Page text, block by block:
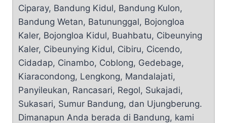
Ciparay, Bandung Kidul, Bandung Kulon,
Bandung Wetan, Batununggal, Bojongloa
Kaler, Bojongloa Kidul, Buahbatu, Cibeunying
Kaler, Cibeunying Kidul, Cibiru, Cicendo,
Cidadap, Cinambo, Coblong, Gedebage,
Kiaracondong, Lengkong, Mandalajati,
Panyileukan, Rancasari, Regol, Sukajadi,
Sukasari, Sumur Bandung, dan Ujungberung.
Dimanapun Anda berada di Bandung, kami